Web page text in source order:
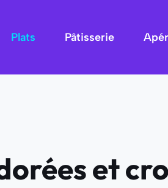
Plats Pâtisserie
et